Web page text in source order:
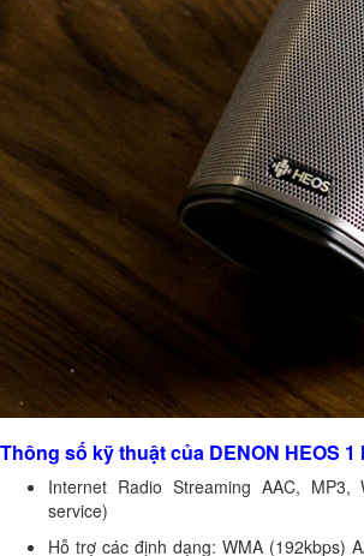
Thông số kỹ thuật của DENON HEOS 1
Internet Radio Streaming AAC, MP3,
service)
Hỗ trợ các định dạng: WMA (192kbps)